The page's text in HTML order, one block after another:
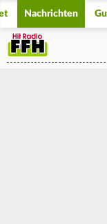
Nachrichten